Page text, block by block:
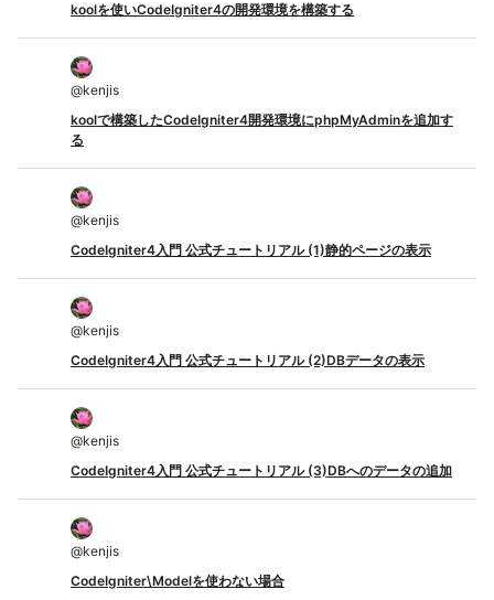
koolを使いCodeIgniter4の開発環境を構築する
@kenjis
koolで構築したCodeIgniter4開発環境にphpMyAdminを追加す
る
@kenjis
CodeIgniter4入門 公式チュートリアル (1)静的ページの表示
@kenjis
CodeIgniter4入門 公式チュートリアル (2)DBデータの表示
@kenjis
CodeIgniter4入門 公式チュートリアル (3)DBへのデータの追加
@kenjis
CodeIgniter\Modelを使わない場合